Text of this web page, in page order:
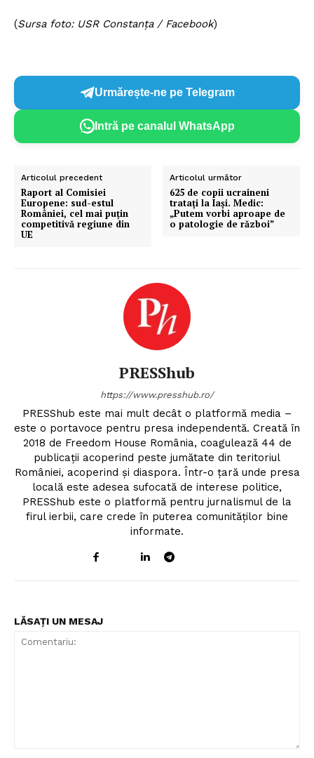
(Sursa foto: USR Constanța / Facebook)
Urmărește-ne pe Telegram
Intră pe canalul WhatsApp
Articolul precedent
Raport al Comisiei
Europene: sud-estul
României, cel mai puțin
competitivă regiune din
UE
Articolul următor
625 de copii ucraineni
tratați la Iași. Medic:
„Putem vorbi aproape de
o patologie de război”
PRESShub
https://www.presshub.ro/
PRESShub este mai mult decât o platformă media –
este o portavoce pentru presa independentă. Creată în
2018 de Freedom House România, coagulează 44 de
publicații acoperind peste jumătate din teritoriul
României, acoperind și diaspora. Într-o țară unde presa
locală este adesea sufocată de interese politice,
PRESShub este o platformă pentru jurnalismul de la
firul ierbii, care crede în puterea comunităților bine
informate.
LĂSAȚI UN MESAJ